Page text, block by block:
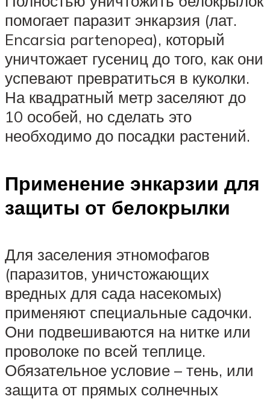
помогает паразит энкарзия (лат.
Encarsia partenopea), который
уничтожает гусениц до того, как они
успевают превратиться в куколки.
На квадратный метр заселяют до
10 особей, но сделать это
необходимо до посадки растений.
Применение энкарзии для
защиты от белокрылки
Для заселения этномофагов
(паразитов, уничстожающих
вредных для сада насекомых)
применяют специальные садочки.
Они подвешиваются на нитке или
проволоке по всей теплице.
Обязательное условие – тень, или
защита от прямых солнечных